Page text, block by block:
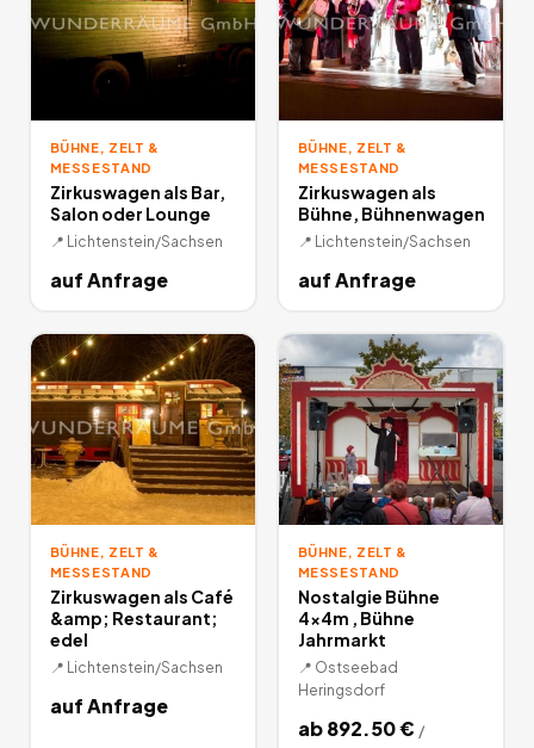
BÜHNE, ZELT &
MESSESTAND
Zirkuswagen als Bar,
Salon oder Lounge
📍 Lichtenstein/Sachsen
auf Anfrage
BÜHNE, ZELT &
MESSESTAND
Zirkuswagen als
Bühne, Bühnenwagen
📍 Lichtenstein/Sachsen
auf Anfrage
BÜHNE, ZELT &
MESSESTAND
Zirkuswagen als Café
&amp; Restaurant;
edel
📍 Lichtenstein/Sachsen
auf Anfrage
BÜHNE, ZELT &
MESSESTAND
Nostalgie Bühne
4x4m , Bühne
Jahrmarkt
📍 Ostseebad
Heringsdorf
ab892.50€ /